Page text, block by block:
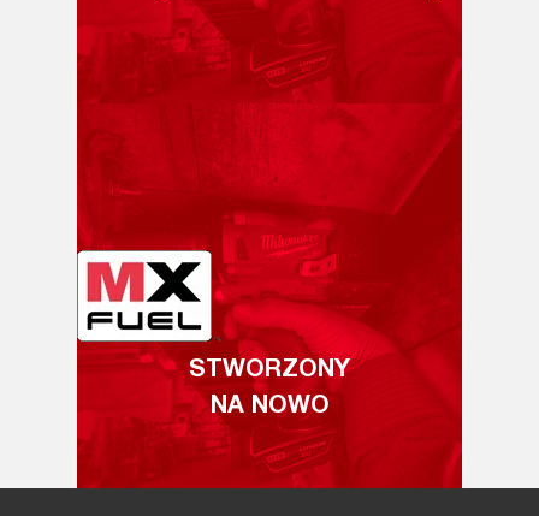
STWORZONY
NA NOWO